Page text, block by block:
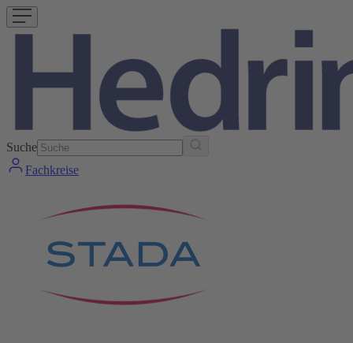
Suche
Fachkreise